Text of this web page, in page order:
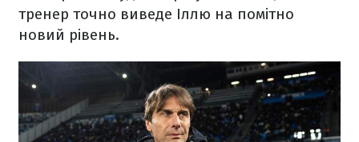
тренер точно виведе Іллю на помітно
новий рівень.